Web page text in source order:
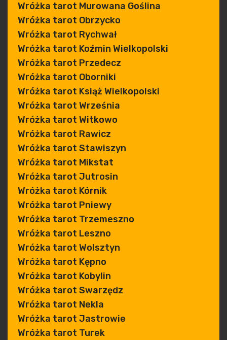
Wróżka tarot Murowana Goślina
Wróżka tarot Obrzycko
Wróżka tarot Rychwał
Wróżka tarot Koźmin Wielkopolski
Wróżka tarot Przedecz
Wróżka tarot Oborniki
Wróżka tarot Książ Wielkopolski
Wróżka tarot Września
Wróżka tarot Witkowo
Wróżka tarot Rawicz
Wróżka tarot Stawiszyn
Wróżka tarot Mikstat
Wróżka tarot Jutrosin
Wróżka tarot Kórnik
Wróżka tarot Pniewy
Wróżka tarot Trzemeszno
Wróżka tarot Leszno
Wróżka tarot Wolsztyn
Wróżka tarot Kępno
Wróżka tarot Kobylin
Wróżka tarot Swarzędz
Wróżka tarot Nekla
Wróżka tarot Jastrowie
Wróżka tarot Turek